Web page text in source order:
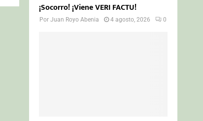
¡Socorro! ¡Viene VERI FACTU!
PorJuan Royo Abenia 4 agosto, 2026 0